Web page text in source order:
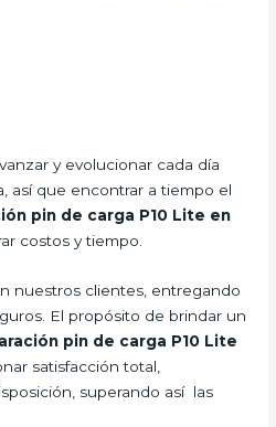
y evolucionar cada día
así que encontrar a tiempo el
pin de carga P10 Lite en
costos y tiempo.
nuestros clientes, entregando
El propósito de brindar un
pin de carga P10 Lite
satisfacción total,
superando así las